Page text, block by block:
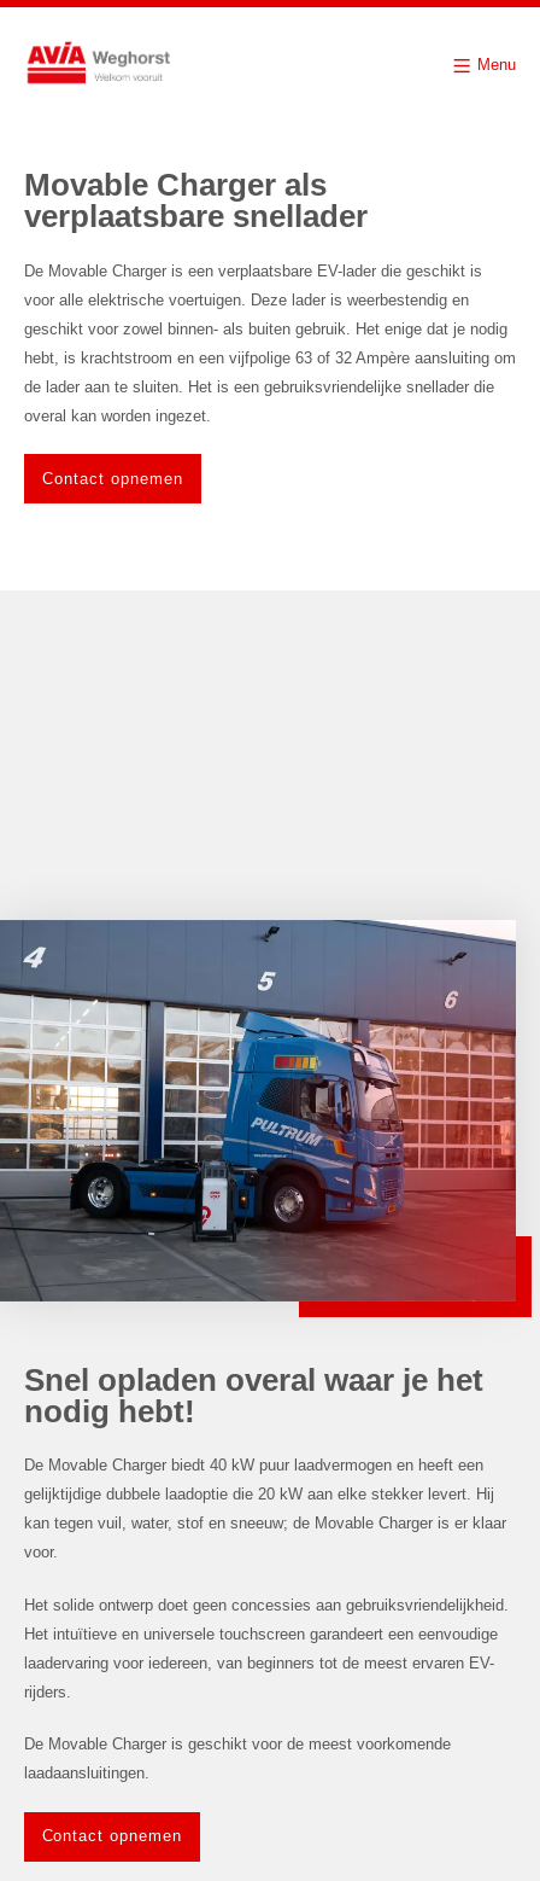
Menu
Movable Charger als
verplaatsbare snellader
De Movable Charger is een verplaatsbare EV-lader die geschikt is
voor alle elektrische voertuigen. Deze lader is weerbestendig en
geschikt voor zowel binnen- als buiten gebruik. Het enige dat je nodig
hebt, is krachtstroom en een vijfpolige 63 of 32 Ampère aansluiting om
de lader aan te sluiten. Het is een gebruiksvriendelijke snellader die
overal kan worden ingezet.
Contact opnemen
Snel opladen overal waar je het
nodig hebt!
De Movable Charger biedt 40 kW puur laadvermogen en heeft een
gelijktijdige dubbele laadoptie die 20 kW aan elke stekker levert. Hij
kan tegen vuil, water, stof en sneeuw; de Movable Charger is er klaar
voor.
Het solide ontwerp doet geen concessies aan gebruiksvriendelijkheid.
Het intuïtieve en universele touchscreen garandeert een eenvoudige
laadervaring voor iedereen, van beginners tot de meest ervaren EV-
rijders.
De Movable Charger is geschikt voor de meest voorkomende
laadaansluitingen.
Contact opnemen